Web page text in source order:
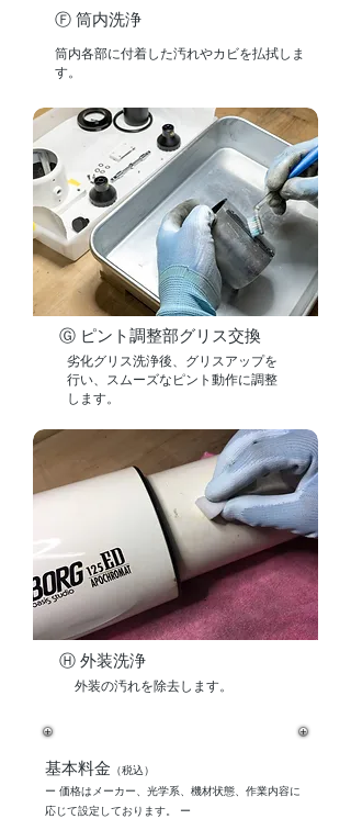
Ⓕ 筒内洗浄
筒内各部に付着した汚れやカビを払拭しま
す。
Ⓖ ピント調整部グリス交換
劣化グリス洗浄後、グリスアップを
行い、 スムーズなピント動作に調整
します。
Ⓗ 外装洗浄
外装の汚れを除去します。
​基本料金 （税込）
ー 価格はメーカー、光学系、機材状態、作業内容に
応じて設定しております。 ー